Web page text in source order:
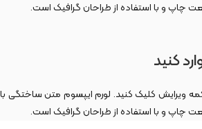
چاپ و با استفاده از طراحان گرافیک است.
کنید
ویرایش کلیک کنید. لورم ایپسوم متن ساختگی با
چاپ و با استفاده از طراحان گرافیک است.